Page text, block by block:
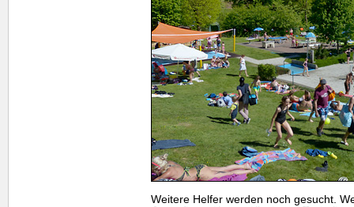
Weitere Helfer werden noch gesucht.